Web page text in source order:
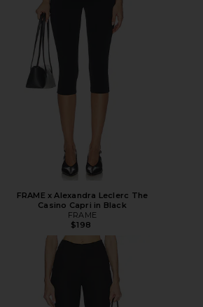
FRAME x Alexandra Leclerc The
Casino Capri in Black
FRAME
$198